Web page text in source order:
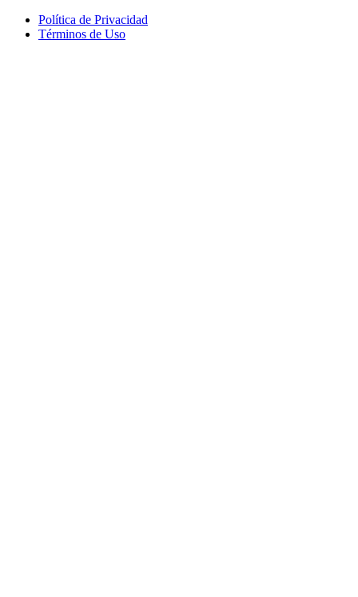
Política de Privacidad
Términos de Uso